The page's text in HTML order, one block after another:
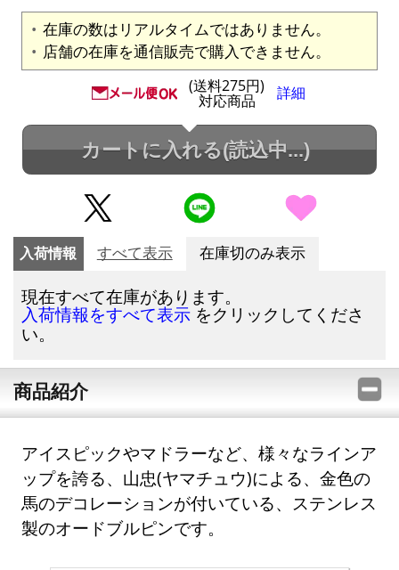
在庫の数はリアルタイムではありません。
店舗の在庫を通信販売で購入できません。
(送料275円)
対応商品 詳細
カートに入れる(読込中...)
入荷情報 すべて表示 在庫切のみ表示
現在すべて在庫があります。
入荷情報をすべて表示 をクリックしてくださ
い。
商品紹介
アイスピックやマドラーなど、様々なラインア
ップを誇る、山忠(ヤマチュウ)による、金色の
馬のデコレーションが付いている、ステンレス
製のオードブルピンです。